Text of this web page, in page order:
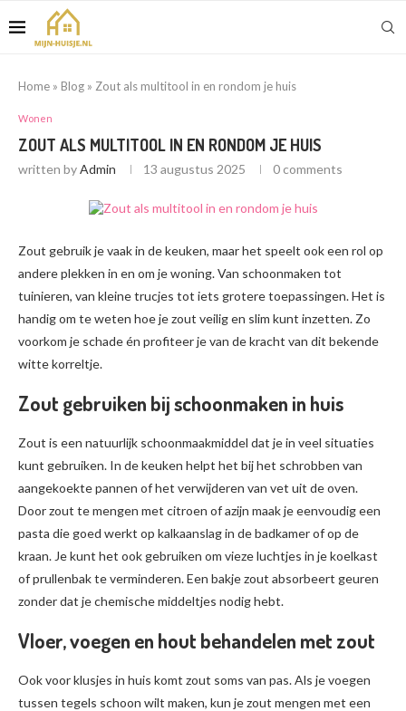
Home » Blog » Zout als multitool in en rondom je huis
Wonen
ZOUT ALS MULTITOOL IN EN RONDOM JE HUIS
written byAdmin 13 augustus 2025 0 comments
Zout gebruik je vaak in de keuken, maar het speelt ook een rol op
andere plekken in en om je woning. Van schoonmaken tot
tuinieren, van kleine trucjes tot iets grotere toepassingen. Het is
handig om te weten hoe je zout veilig en slim kunt inzetten. Zo
voorkom je schade én profiteer je van de kracht van dit bekende
witte korreltje.
Zout gebruiken bij schoonmaken in huis
Zout is een natuurlijk schoonmaakmiddel dat je in veel situaties
kunt gebruiken. In de keuken helpt het bij het schrobben van
aangekoekte pannen of het verwijderen van vet uit de oven.
Door zout te mengen met citroen of azijn maak je eenvoudig een
pasta die goed werkt op kalkaanslag in de badkamer of op de
kraan. Je kunt het ook gebruiken om vieze luchtjes in je koelkast
of prullenbak te verminderen. Een bakje zout absorbeert geuren
zonder dat je chemische middeltjes nodig hebt.
Vloer, voegen en hout behandelen met zout
Ook voor klusjes in huis komt zout soms van pas. Als je voegen
tussen tegels schoon wilt maken, kun je zout mengen met een